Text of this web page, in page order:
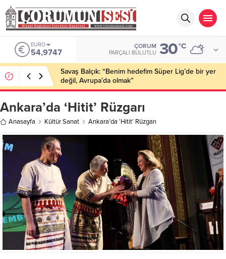
EURO
54,9747
ÇORUM
PARÇALI BULUTLU 30°C
Savaş Balçık: “Benim hedefim Süper Lig’de bir yer
değil, Avrupa’da olmak”
Ankara’da ‘Hitit’ Rüzgarı
Anasayfa Kültür Sanat Ankara’da ‘Hitit’ Rüzgarı